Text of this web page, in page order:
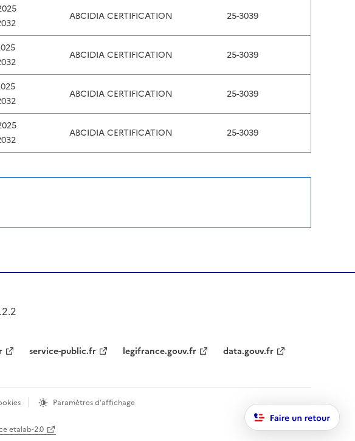
ABCIDIA CERTIFICATION 25-3039
ABCIDIA CERTIFICATION 25-3039
ABCIDIA CERTIFICATION 25-3039
ABCIDIA CERTIFICATION 25-3039
service-public.fr legifrance.gouv.fr data.gouv.fr
Paramètres d’affichage
etalab-2.0